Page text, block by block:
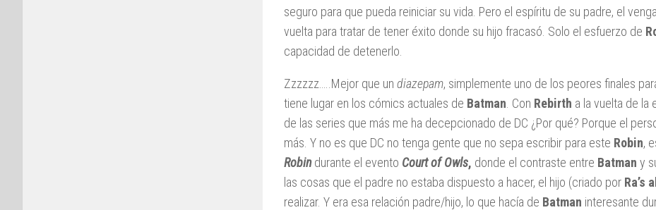
seguro para que pueda reiniciar su vida. Pero el espíritu de su padre, el
vuelta para tratar de tener éxito donde su hijo fracasó. Solo el esfuerzo de
capacidad de detenerlo.
Zzzzzz…..Mejor que un diazepam, simplemente uno de los peores finales
tiene lugar en los cómics actuales de Batman . Con Rebirth a la vuelta de la
de las series que más me ha decepcionado de DC ¿Por qué? Porque el
más. Y no es que DC no tenga gente que no sepa escribir para este Robin,
Robindurante el evento Court of Owls, donde el contraste entre Batman y
las cosas que el padre no estaba dispuesto a hacer, el hijo (criado por Ra’s
realizar. Y era esa relación padre/hijo, lo que hacía de Batman interesante